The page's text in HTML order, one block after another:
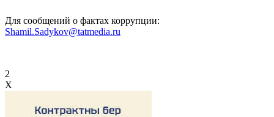
Для сообщений о фактах коррупции:
Shamil.Sadykov@tatmedia.ru
2
X